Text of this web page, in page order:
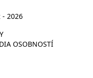
- 2026
OSOBNOSTÍ